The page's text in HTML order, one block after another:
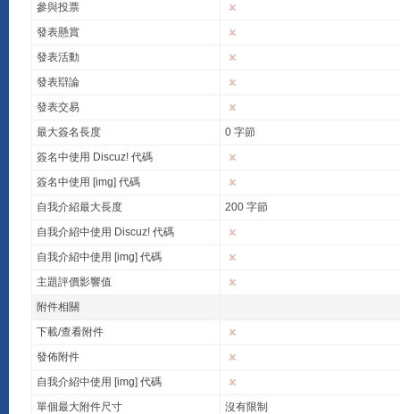
參與投票
發表懸賞
發表活動
發表辯論
發表交易
最大簽名長度
0 字節
簽名中使用 Discuz! 代碼
簽名中使用 [img] 代碼
自我介紹最大長度
200 字節
自我介紹中使用 Discuz! 代碼
自我介紹中使用 [img] 代碼
主題評價影響值
附件相關
下載/查看附件
發佈附件
自我介紹中使用 [img] 代碼
單個最大附件尺寸
沒有限制